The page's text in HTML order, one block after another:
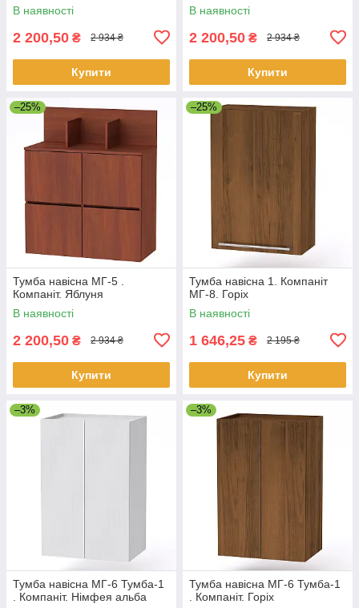
В наявності
2 200,50 ₴ 2 934 ₴
Купити
В наявності
2 200,50 ₴ 2 934 ₴
Купити
–25%
Тумба навісна МГ-5 .
Компаніт. Яблуня
В наявності
2 200,50 ₴ 2 934 ₴
Купити
–25%
Тумба навісна 1. Компаніт
МГ-8. Горіх
В наявності
1 646,25 ₴ 2 195 ₴
Купити
–3%
Тумба навісна МГ-6 Тумба-1
. Компаніт. Німфея альба
–3%
Тумба навісна МГ-6 Тумба-1
. Компаніт. Горіх